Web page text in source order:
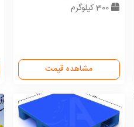
300 کیلوگرم
مشاهده قیمت